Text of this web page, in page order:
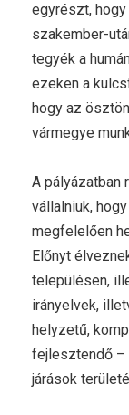
egyrészt,
szakember-
tegyék a
ezeken a
hogy az
vármegye
A
vállalniuk,
megfelelően
Előnyt
településen,
irányelvek,
helyzetű,
fejlesztendő –
járások